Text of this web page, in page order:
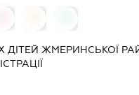
ДІТЕЙ ЖМЕРИНСЬКОЇ